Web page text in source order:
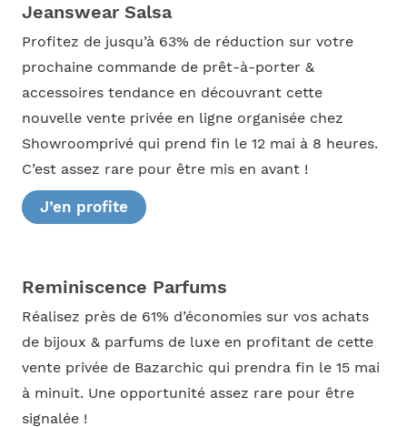
Jeanswear Salsa
Profitez de jusqu’à 63% de réduction sur votre
prochaine commande de prêt-à-porter &
accessoires tendance en découvrant cette
nouvelle vente privée en ligne organisée chez
Showroomprivé qui prend fin le 12 mai à 8 heures.
C’est assez rare pour être mis en avant !
J’en profite
Reminiscence Parfums
Réalisez près de 61% d’économies sur vos achats
de bijoux & parfums de luxe en profitant de cette
vente privée de Bazarchic qui prendra fin le 15 mai
à minuit. Une opportunité assez rare pour être
signalée !